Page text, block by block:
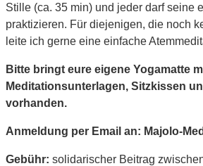
Stille (ca. 35 min) und jeder darf seine
praktizieren. Für diejenigen, die noch
leite ich gerne eine einfache
Bitte bringt eure eigene Yogamatte
Meditationsunterlagen, Sitzkissen
vorhanden.
Anmeldung per Email an: Majolo-
Gebühr: solidarischer Beitrag